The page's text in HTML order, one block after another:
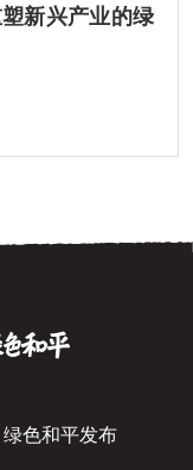
新兴产业的绿
绿色和平发布